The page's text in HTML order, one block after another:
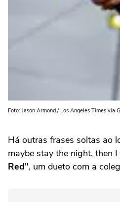
Foto: Jason Armond / Los Angeles Times via
Há outras frases soltas ao
maybe stay the night, then
Red", um dueto com a